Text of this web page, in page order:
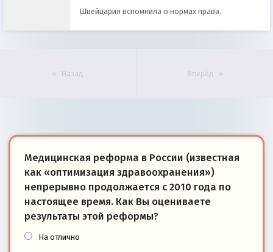
Швейцария вспомнила о нормах права.
Назад Вперёд
Медицинская реформа в России (известная
как «оптимизация здравоохранения»)
непрерывно продолжается с 2010 года по
настоящее время. Как Вы оцениваете
результаты этой реформы?
На отлично